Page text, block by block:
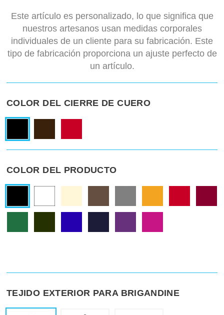
Este artículo es personalizado, lo que significa que
nuestros artesanos usan medidas corporales
individuales de un cliente para su fabricación. Este
tipo de fabricación proporciona un ajuste perfecto de
un artículo.
COLOR DEL CIERRE DE CUERO
COLOR DEL PRODUCTO
TEJIDO EXTERIOR PARA BRIGANDINE